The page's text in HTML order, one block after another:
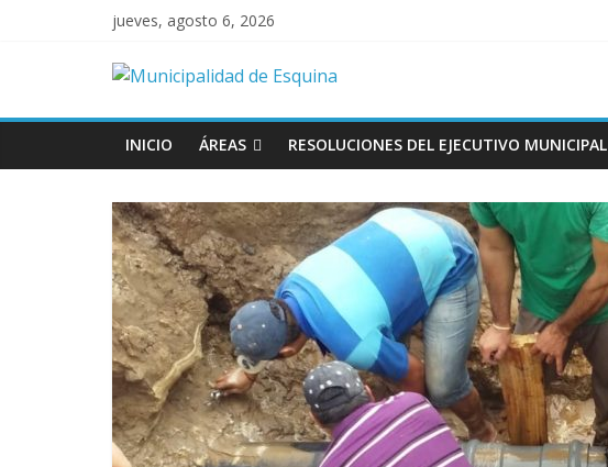
jueves, agosto 6, 2026
INICIO ÁREAS RESOLUCIONES DEL EJECUTIVO MUNICIPAL